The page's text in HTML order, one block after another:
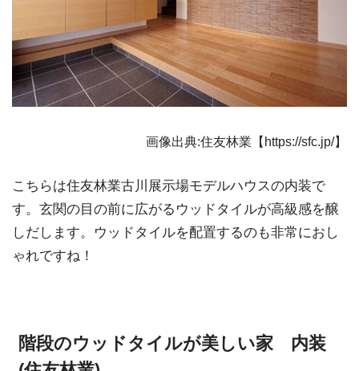
画像出典:住友林業【https://sfc.jp/】
こちらは住友林業古川展示場モデルハウスの内装で
す。玄関の目の前に広がるウッドタイルが高級感を醸
しだします。ウッドタイルを配置するのも非常におし
ゃれですね！
階段のウッドタイルが美しい家 内装